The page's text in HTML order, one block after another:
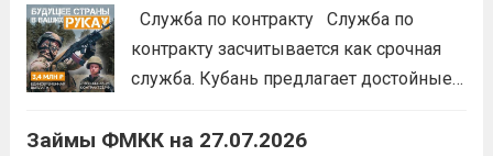
Служба по контракту Служба по
контракту засчитывается как срочная
служба. Кубань предлагает достойные
защиту Отечества:
Займы ФМКК на 27.07.2026